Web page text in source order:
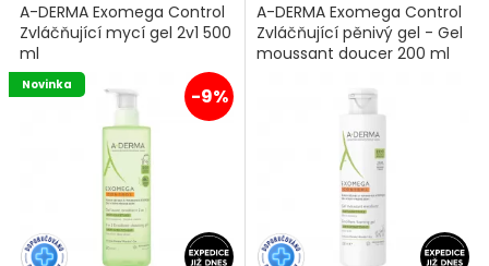
A-DERMA Exomega Control
Zvláčňující mycí gel 2v1 500
ml
-9%
Novinka
A-DERMA Exomega Control
Zvláčňující pěnivý gel - Gel
moussant doucer 200 ml